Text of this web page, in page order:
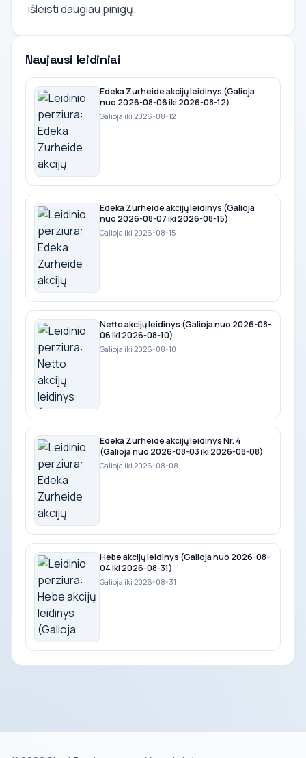
išleisti daugiau pinigų.
Naujausi leidiniai
Edeka Zurheide akcijų leidinys (Galioja
nuo 2026-08-06 iki 2026-08-12)
Galioja iki 2026-08-12
Edeka Zurheide akcijų leidinys (Galioja
nuo 2026-08-07 iki 2026-08-15)
Galioja iki 2026-08-15
Netto akcijų leidinys (Galioja nuo 2026-08-
06 iki 2026-08-10)
Galioja iki 2026-08-10
Edeka Zurheide akcijų leidinys Nr. 4
(Galioja nuo 2026-08-03 iki 2026-08-08)
Galioja iki 2026-08-08
Hebe akcijų leidinys (Galioja nuo 2026-08-
04 iki 2026-08-31)
Galioja iki 2026-08-31